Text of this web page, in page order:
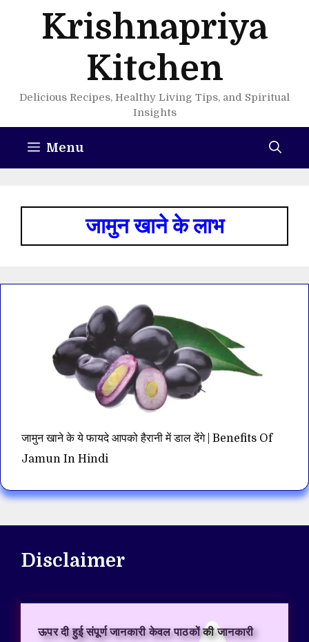
Krishnapriya
Kitchen
Delicious Recipes, Healthy Living Tips, and Spiritual
Insights
Menu
जामुन खाने के लाभ
जामुन खाने के ये फायदे आपको हैरानी में डाल देंगे | Benefits Of
Jamun In Hindi
Disclaimer
ऊपर दी हुई संपूर्ण जानकारी केवल पाठकों की जानकारी